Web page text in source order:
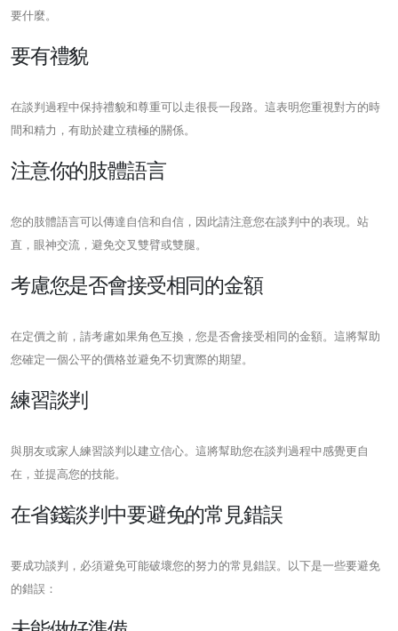
要什麼。
要有禮貌
在談判過程中保持禮貌和尊重可以走很長一段路。這表明您重視對方的時
間和精力，有助於建立積極的關係。
注意你的肢體語言
您的肢體語言可以傳達自信和自信，因此請注意您在談判中的表現。站
直，眼神交流，避免交叉雙臂或雙腿。
考慮您是否會接受相同的金額
在定價之前，請考慮如果角色互換，您是否會接受相同的金額。這將幫助
您確定一個公平的價格並避免不切實際的期望。
練習談判
與朋友或家人練習談判以建立信心。這將幫助您在談判過程中感覺更自
在，並提高您的技能。
在省錢談判中要避免的常見錯誤
要成功談判，必須避免可能破壞您的努力的常見錯誤。以下是一些要避免
的錯誤：